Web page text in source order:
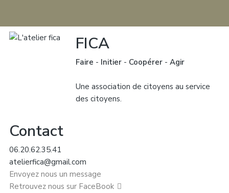
FICA
Faire - Initier- Coopérer- Agir
Une association de citoyens au service
des citoyens.
Contact
06.20.62.35.41
atelierfica@gmail.com
Envoyez nous un message
Retrouvez nous sur FaceBook